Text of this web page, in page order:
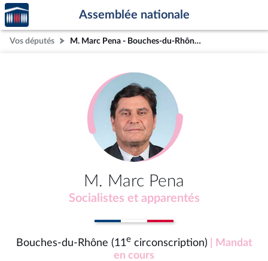
Aller au contenu
Aller en bas de la page
Accèder
à la
page
d'accueil
Assemblée nationale
Vos députés M. Marc Pena - Bouches-du-Rhône (11e circonscription)
M. Marc Pena
Socialistes et apparentés
Bouches-du-Rhône (11ecirconscription)
| Mandat
en cours